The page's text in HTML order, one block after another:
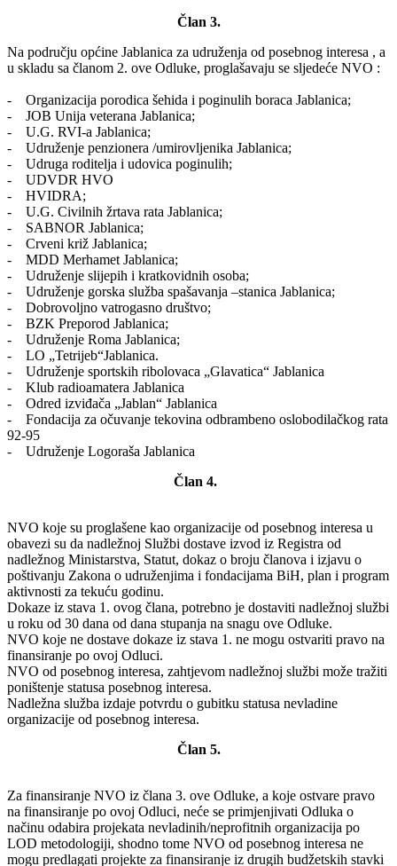
Član 3.
Na području općine Jablanica za udruženja od posebnog interesa , a
u skladu sa članom 2. ove Odluke, proglašavaju se sljedeće NVO :
- Organizacija porodica šehida i poginulih boraca Jablanica;
- JOB Unija veterana Jablanica;
- U.G. RVI-a Jablanica;
- Udruženje penzionera /umirovljenika Jablanica;
- Udruga roditelja i udovica poginulih;
- UDVDR HVO
- HVIDRA;
- U.G. Civilnih žrtava rata Jablanica;
- SABNOR Jablanica;
- Crveni križ Jablanica;
- MDD Merhamet Jablanica;
- Udruženje slijepih i kratkovidnih osoba;
- Udruženje gorska služba spašavanja –stanica Jablanica;
- Dobrovoljno vatrogasno društvo;
- BZK Preporod Jablanica;
- Udruženje Roma Jablanica;
- LO „Tetrijeb“Jablanica.
- Udruženje sportskih ribolovaca „Glavatica“ Jablanica
- Klub radioamatera Jablanica
- Odred izviđača „Jablan“ Jablanica
- Fondacija za očuvanje tekovina odbrambeno oslobodilačkog rata
92-95
- Udruženje Logoraša Jablanica
Član 4.
NVO koje su proglašene kao organizacije od posebnog interesa u
obavezi su da nadležnoj Službi dostave izvod iz Registra od
nadležnog Ministarstva, Statut, dokaz o broju članova i izjavu o
poštivanju Zakona o udruženjima i fondacijama BiH, plan i program
aktivnosti za tekuću godinu.
Dokaze iz stava 1. ovog člana, potrebno je dostaviti nadležnoj službi
u roku od 30 dana od dana stupanja na snagu ove Odluke.
NVO koje ne dostave dokaze iz stava 1. ne mogu ostvariti pravo na
finansiranje po ovoj Odluci.
NVO od posebnog interesa, zahtjevom nadležnoj službi može tražiti
poništenje statusa posebnog interesa.
Nadležna služba izdaje potvrdu o gubitku statusa nevladine
organizacije od posebnog interesa.
Član 5.
Za finansiranje NVO iz člana 3. ove Odluke, a koje ostvare pravo
na finansiranje po ovoj Odluci, neće se primjenjivati Odluka o
načinu odabira projekata nevladinih/neprofitnih organizacija po
LOD metodologiji, shodno tome NVO od posebnog interesa ne
mogu predlagati projekte za finansiranje iz drugih budžetskih stavki